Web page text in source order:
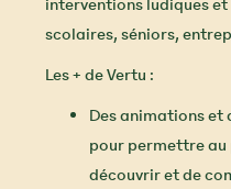
interventions ludiques
scolaires, séniors,
Les + de Vertu :
Des animations
pour permettre au
découvrir et de